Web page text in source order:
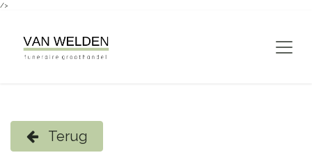
/>
Terug